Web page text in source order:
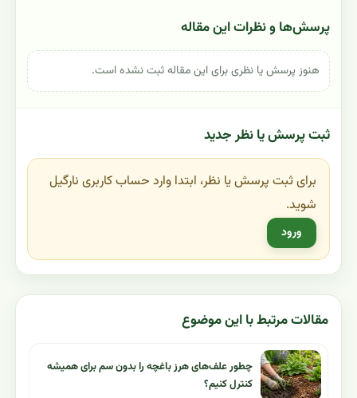
پرسش‌ها و نظرات این مقاله
هنوز پرسش یا نظری برای این مقاله ثبت نشده است.
ثبت پرسش یا نظر جدید
برای ثبت پرسش یا نظر، ابتدا وارد حساب کاربری نارگیل
شوید.
ورود
مقالات مرتبط با این موضوع
چطور علف‌های هرز باغچه را بدون سم برای همیشه
کنترل کنیم؟